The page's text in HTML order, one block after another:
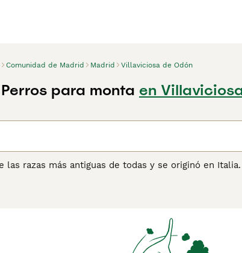
Comunidad de Madrid Madrid Villaviciosa de Odón
para monta en
las razas más antiguas de todas y se originó en
piel suelta alrededor de la cara y el cuello, lo que
para obtener